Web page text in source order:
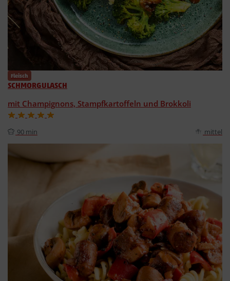
Fleisch
SCHMORGULASCH
mit Champignons, Stampfkartoffeln und Brokkoli
90 min mittel